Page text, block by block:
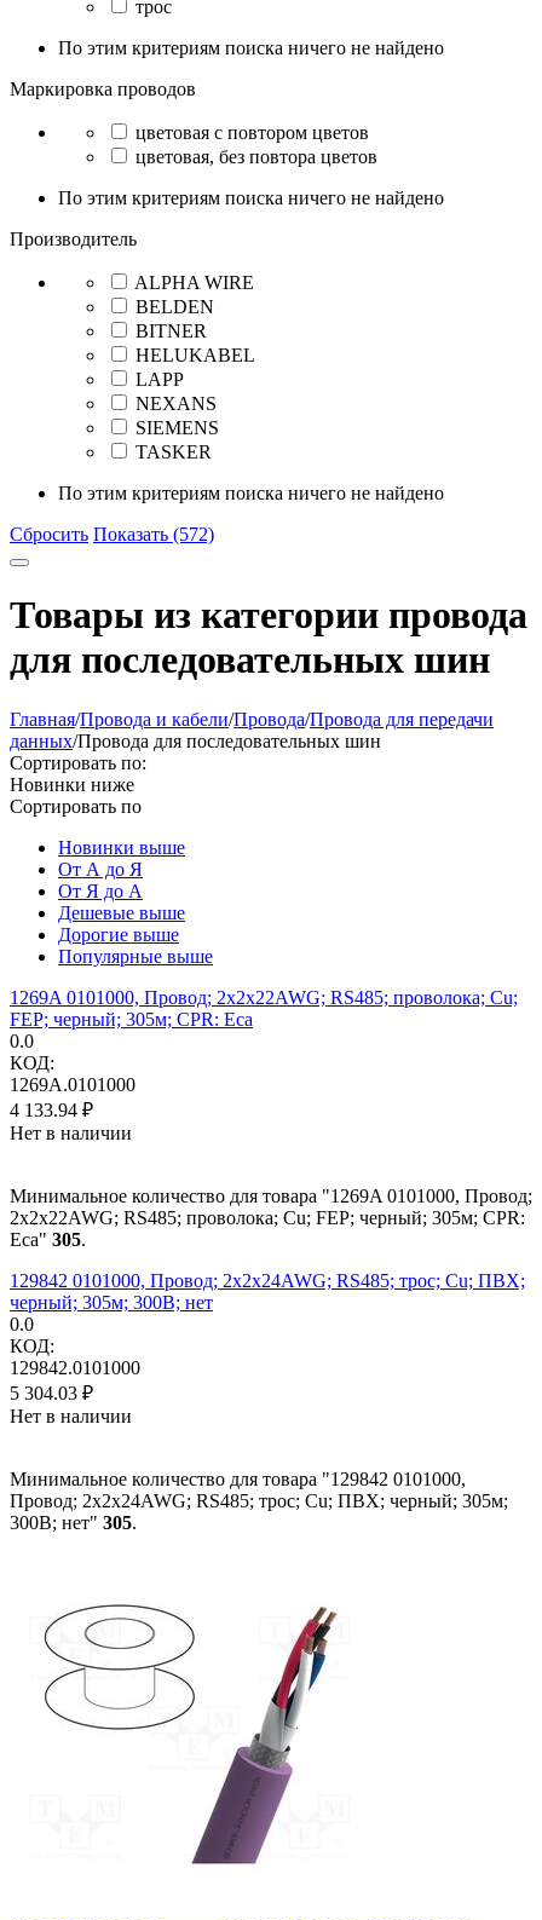
трос
По этим критериям поиска ничего не найдено
Маркировка проводов
цветовая с повтором цветов
цветовая, без повтора цветов
По этим критериям поиска ничего не найдено
Производитель
ALPHA WIRE
BELDEN
BITNER
HELUKABEL
LAPP
NEXANS
SIEMENS
TASKER
По этим критериям поиска ничего не найдено
Сбросить Показать (572)
Товары из категории провода
для последовательных шин
Главная/Провода и кабели/Провода/Провода для передачи
данных/Провода для последовательных шин
Сортировать по:
Новинки ниже
Сортировать по
Новинки выше
От А до Я
От Я до А
Дешевые выше
Дорогие выше
Популярные выше
1269A 0101000, Провод; 2x2x22AWG; RS485; проволока; Cu;
FEP; черный; 305м; CPR: Eca
0.0
КОД:
1269A.0101000
4 133.94 ₽
Нет в наличии
Минимальное количество для товара "1269A 0101000, Провод;
2x2x22AWG; RS485; проволока; Cu; FEP; черный; 305м; CPR:
Eca" 305.
129842 0101000, Провод; 2x2x24AWG; RS485; трос; Cu; ПВХ;
черный; 305м; 300В; нет
0.0
КОД:
129842.0101000
5 304.03 ₽
Нет в наличии
Минимальное количество для товара "129842 0101000,
Провод; 2x2x24AWG; RS485; трос; Cu; ПВХ; черный; 305м;
300В; нет" 305.